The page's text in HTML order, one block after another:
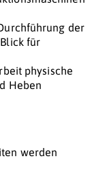
der
für
physische
Heben
werden